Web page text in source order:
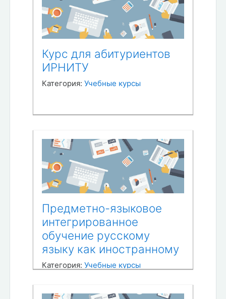
Курс для абитуриентов
ИРНИТУ
Категория: Учебные курсы
Предметно-языковое
интегрированное
обучение русскому
языку как иностранному
Категория: Учебные курсы